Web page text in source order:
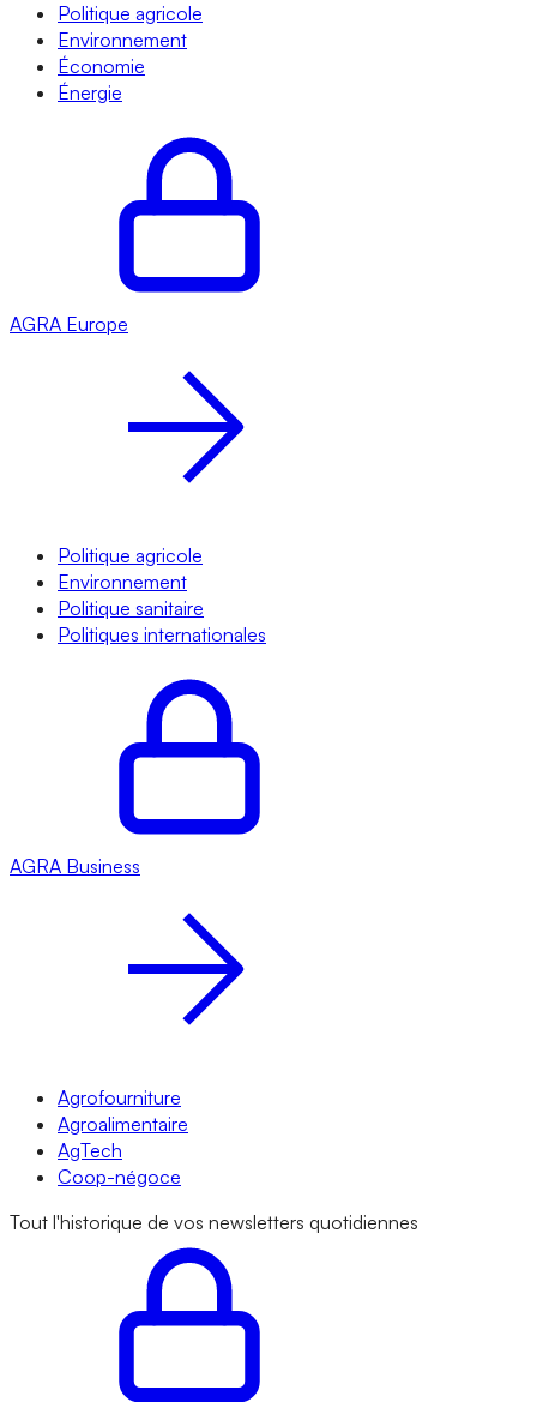
Politique agricole
Environnement
Économie
Énergie
AGRA Europe
Politique agricole
Environnement
Politique sanitaire
Politiques internationales
AGRA Business
Agrofourniture
Agroalimentaire
AgTech
Coop-négoce
Tout l'historique de vos newsletters quotidiennes